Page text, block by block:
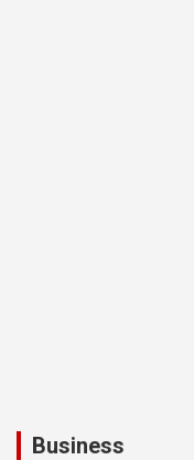
Business